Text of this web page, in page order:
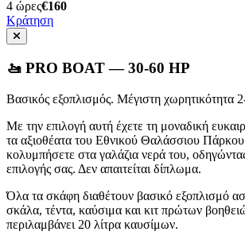
4 ώρες€160
Κράτηση
🚤 PRO BOAT — 30-60 HP
Βασικός εξοπλισμός. Μέγιστη χωρητικότητα
Με την επιλογή αυτή έχετε τη μοναδική
τα αξιοθέατα του Εθνικού Θαλάσσιου
κολυμπήσετε στα γαλάζια νερά του,
επιλογής σας. Δεν απαιτείται δίπλωμα.
Όλα τα σκάφη διαθέτουν βασικό εξοπλισμό
σκάλα, τέντα, καύσιμα και κιτ πρώτων
περιλαμβάνει 20 λίτρα καυσίμων.